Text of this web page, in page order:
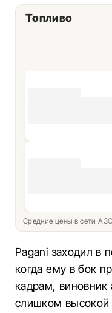
Топливо
Средние цены в сети
Pagani заходил в
когда ему в бок
кадрам, виновник
слишком высокой